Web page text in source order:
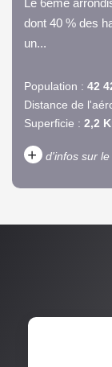
dont 40 % des
un...
Population : 42
Distance de
Superficie : 2,2
+ d'infos sur